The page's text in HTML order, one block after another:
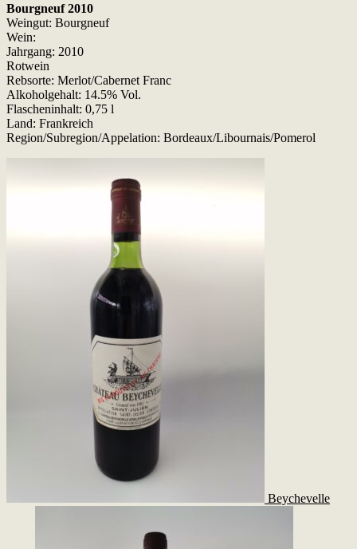
Bourgneuf 2010
Weingut: Bourgneuf
Wein:
Jahrgang: 2010
Rotwein
Rebsorte: Merlot/Cabernet Franc
Alkoholgehalt: 14.5% Vol.
Flascheninhalt: 0,75 l
Land: Frankreich
Region/Subregion/Appelation: Bordeaux/Libournais/Pomerol
Beychevelle